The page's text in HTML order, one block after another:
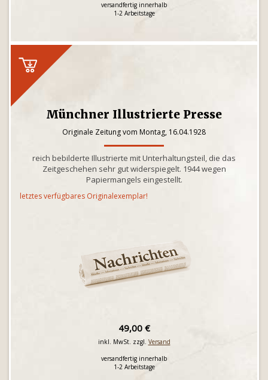
versandfertig innerhalb
1-2 Arbeitstage
Münchner Illustrierte Presse
Originale Zeitung vom Montag, 16.04.1928
reich bebilderte Illustrierte mit Unterhaltungsteil, die das
Zeitgeschehen sehr gut widerspiegelt. 1944 wegen
Papiermangels eingestellt.
letztes verfügbares Originalexemplar!
49,00 €
inkl. MwSt. zzgl. Versand
versandfertig innerhalb
1-2 Arbeitstage